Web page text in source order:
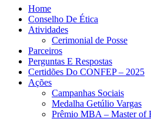
Home
Conselho De Ética
Atividades
Cerimonial de Posse
Parceiros
Perguntas E Respostas
Certidões Do CONFEP – 2025
Ações
Campanhas Sociais
Medalha Getúlio Vargas
Prêmio MBA – Master of